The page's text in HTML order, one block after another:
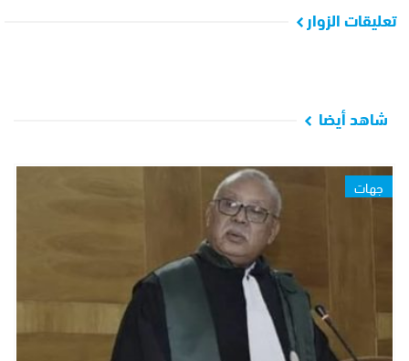
تعليقات الزوار
شاهد أيضا
جهات